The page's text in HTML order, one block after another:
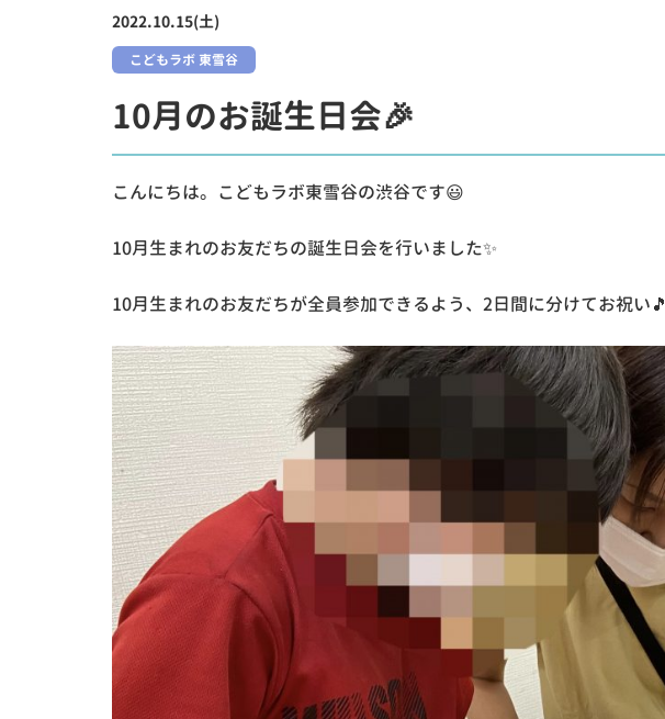
2022.10.15(土)
こどもラボ 東雪谷
10月のお誕生日会🎉
こんにちは。こどもラボ東雪谷の渋谷です😃
10月生まれのお友だちの誕生日会を行いました✨
10月生まれのお友だちが全員参加できるよう、2日間に分けてお祝い🎵